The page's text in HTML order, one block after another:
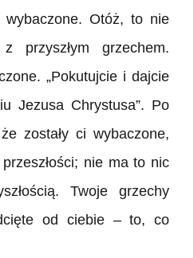
wybaczone. Otóż, to nie
przyszłym grzechem.
„Pokutujcie i dajcie
Jezusa Chrystusa”. Po
zostały ci wybaczone,
nie ma to nic
Twoje grzechy
od ciebie – to, co